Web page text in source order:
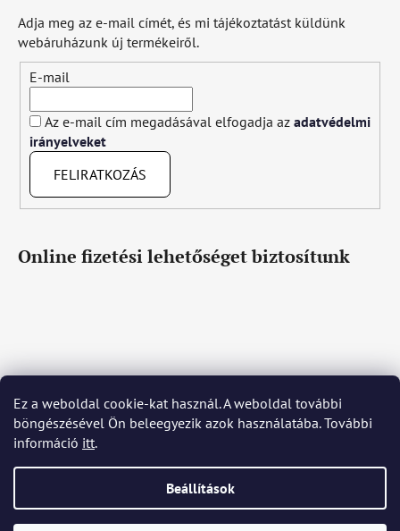
Ez a weboldal cookie-kat használ. A weboldal további
böngészésével Ön beleegyezik azok használatába. További
információ itt.
Beállítások
Adja meg az e-mail címét, és mi tájékoztatást küldünk
webáruházunk új termékeiről.
E-mail
Az e-mail cím megadásával elfogadja az adatvédelmi
irányelveket
FELIRATKOZÁS
Online fizetési lehetőséget biztosítunk
Čeština Slovenčina English Deutsch Magyar
Język polski Română Italiano Español Français
Português
Nederlands Українська Ελληνικά Svenska Dansk